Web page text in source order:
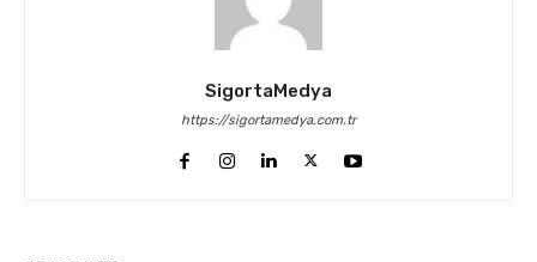
SigortaMedya
https://sigortamedya.com.tr